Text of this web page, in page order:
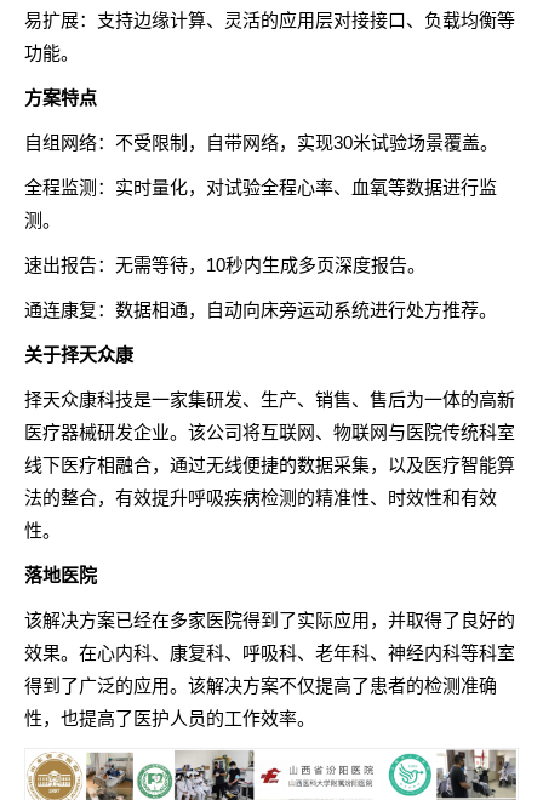
易扩展：支持边缘计算、灵活的应用层对接接口、负载均衡等
功能。
方案特点
自组网络：不受限制，自带网络，实现30米试验场景覆盖。
全程监测：实时量化，对试验全程心率、血氧等数据进行监
测。
速出报告：无需等待，10秒内生成多页深度报告。
通连康复：数据相通，自动向床旁运动系统进行处方推荐。
关于择天众康
择天众康科技是一家集研发、生产、销售、售后为一体的高新
医疗器械研发企业。该公司将互联网、物联网与医院传统科室
线下医疗相融合，通过无线便捷的数据采集，以及医疗智能算
法的整合，有效提升呼吸疾病检测的精准性、时效性和有效
性。
落地医院
该解决方案已经在多家医院得到了实际应用，并取得了良好的
效果。在心内科、康复科、呼吸科、老年科、神经内科等科室
得到了广泛的应用。该解决方案不仅提高了患者的检测准确
性，也提高了医护人员的工作效率。